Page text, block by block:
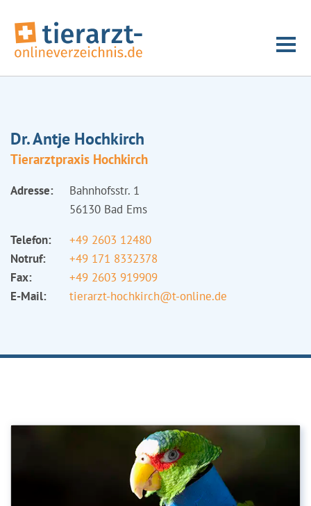
Dr. Antje Hochkirch
Tierarztpraxis Hochkirch
Adresse:
Bahnhofsstr. 1
56130 Bad Ems
Telefon:
+49 2603 12480
Notruf:
+49 171 8332378
Fax:
+49 2603 919909
E-Mail:
tierarzt-hochkirch@t-online.de